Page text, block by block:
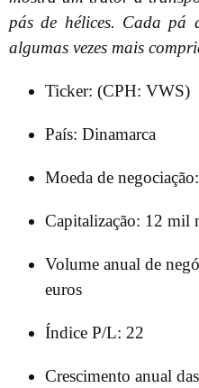
pás de hélices. Cada pá
algumas vezes mais
Ticker: (CPH: VWS)
País: Dinamarca
Moeda de
Capitalização: 12 mil
Volume anual de
euros
Índice P/L: 22
Crescimento anual